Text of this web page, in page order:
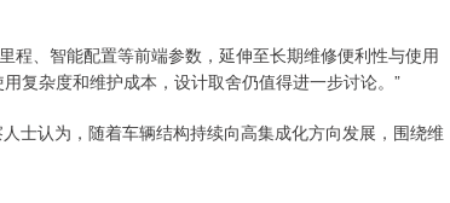
程、智能配置等前端参数，延伸至长期维修便利性与使用
复杂度和维护成本，设计取舍仍值得进一步讨论。”
士认为，随着车辆结构持续向高集成化方向发展，围绕维